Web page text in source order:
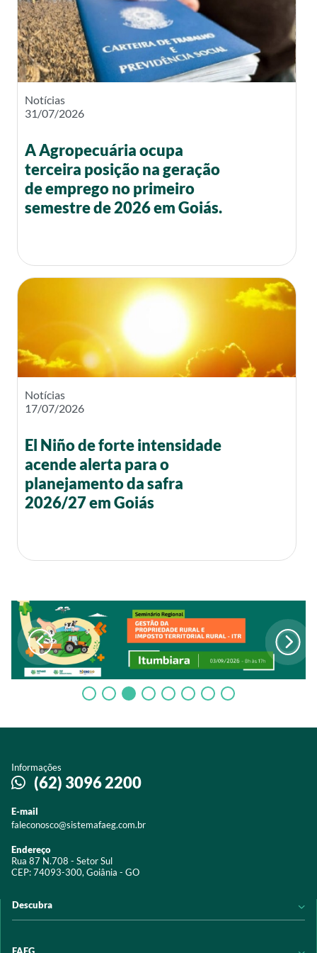
Notícias
31/07/2026
A Agropecuária ocupa
terceira posição na geração
de emprego no primeiro
semestre de 2026 em Goiás.
Notícias
17/07/2026
El Niño de forte intensidade
acende alerta para o
planejamento da safra
2026/27 em Goiás
Informações
(62) 3096 2200
E-mail
faleconosco@sistemafaeg.com.br
Endereço
Rua 87 N.708 - Setor Sul
CEP: 74093-300, Goiânia - GO
Descubra